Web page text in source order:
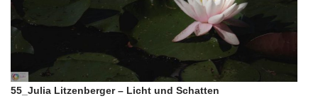
55_Julia Litzenberger – Licht und Schatten